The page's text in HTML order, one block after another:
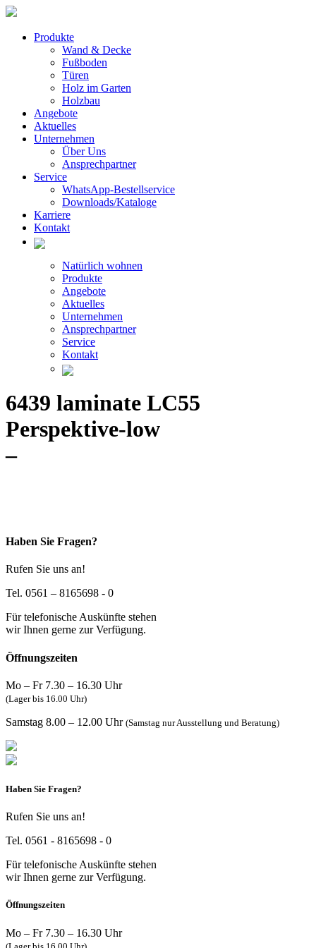
Produkte
Wand & Decke
Fußboden
Türen
Holz im Garten
Holzbau
Angebote
Aktuelles
Unternehmen
Über Uns
Ansprechpartner
Service
WhatsApp-Bestellservice
Downloads/Kataloge
Karriere
Kontakt
Natürlich wohnen
Produkte
Angebote
Aktuelles
Unternehmen
Ansprechpartner
Service
Kontakt
6439 laminate LC55
Perspektive-low
–
Haben Sie Fragen?
Rufen Sie uns an!
Tel. 0561 – 8165698 - 0
Für telefonische Auskünfte stehen
wir Ihnen gerne zur Verfügung.
Öffnungszeiten
Mo – Fr 7.30 – 16.30 Uhr
(Lager bis 16.00 Uhr)
Samstag 8.00 – 12.00 Uhr (Samstag nur Ausstellung und Beratung)
Haben Sie Fragen?
Rufen Sie uns an!
Tel. 0561 - 8165698 - 0
Für telefonische Auskünfte stehen
wir Ihnen gerne zur Verfügung.
Öffnungszeiten
Mo – Fr 7.30 – 16.30 Uhr